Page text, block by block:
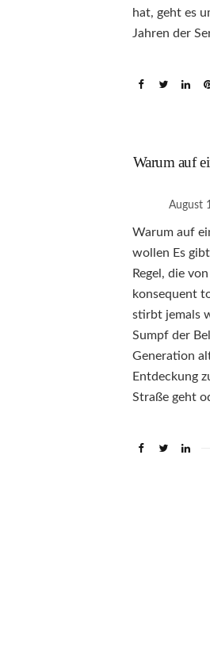
hat, geht es
Jahren der
Warum auf
August
Warum auf
wollen Es
Regel, die
konsequent
stirbt jemals
Sumpf der
Generation
Entdeckung
Straße geht